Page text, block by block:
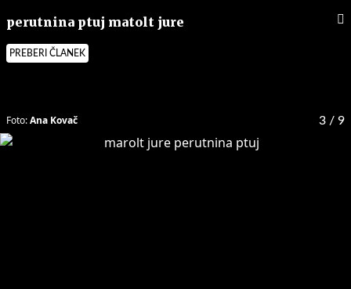
perutnina ptuj matolt jure
PREBERI ČLANEK
3 / 9
Foto:Ana Kovač